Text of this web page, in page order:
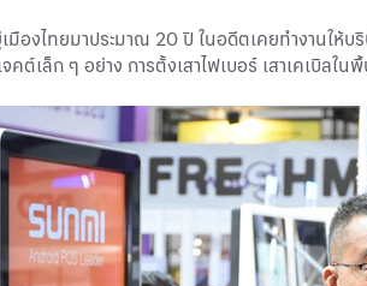
เมืองไทยมาประมาณ 20 ปี ในอดีตเคยทำงานให้บ
จคต์เล็ก ๆ อย่าง การตั้งเสาไฟเบอร์ เสาเคเบิ